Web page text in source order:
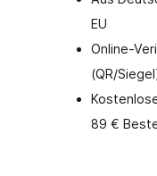
EU
Online-
(QR/
89 €